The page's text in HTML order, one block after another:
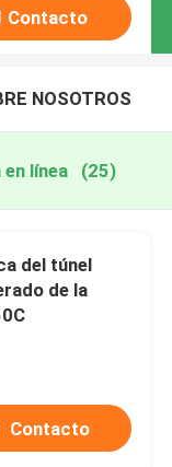
Contacto
NOSOTROS
línea (25)
del túnel
de la
Contacto